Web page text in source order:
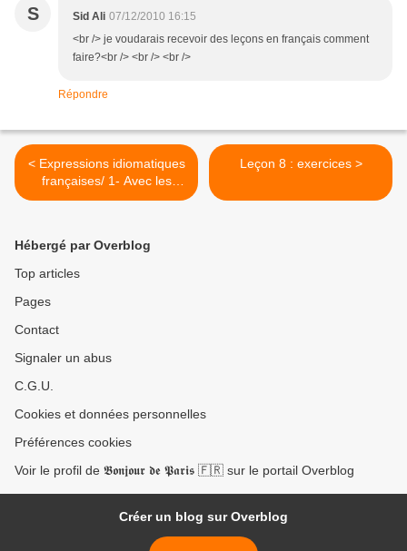
S Sid Ali 07/12/2010 16:15
<br /> je voudarais recevoir des leçons en français comment
faire?<br /> <br /> <br />
Répondre
< Expressions idiomatiques
françaises/ 1- Avec les
parties du corps (Suite)
Leçon 8 : exercices >
Hébergé par Overblog
Top articles
Pages
Contact
Signaler un abus
C.G.U.
Cookies et données personnelles
Préférences cookies
Voir le profil de 𝕭𝖔𝖓𝖏𝖔𝖚𝖗 𝖉𝖊 𝕻𝖆𝖗𝖎𝖘 🇫🇷 sur le portail Overblog
Créer un blog sur Overblog